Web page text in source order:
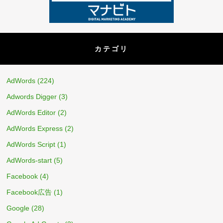
カテゴリ
AdWords (224)
Adwords Digger (3)
AdWords Editor (2)
AdWords Express (2)
AdWords Script (1)
AdWords-start (5)
Facebook (4)
Facebook広告 (1)
Google (28)